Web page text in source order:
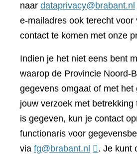
naar dataprivacy@brabant.nl
e-mailadres ook terecht voor
contact te komen met onze
Indien je het niet eens bent
waarop de Provincie Noord-
gegevens omgaat of met het
jouw verzoek met betrekking
is gegeven, kun je contact
functionaris voor
via fg@brabant.nl
. Je kunt